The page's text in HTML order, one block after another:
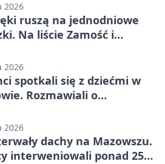
2026
ruszą na jednodniowe
Na liście Zamość i
2026
spotkali się z dziećmi w
Rozmawiali o
2026
dachy na Mazowszu.
interweniowali ponad 250